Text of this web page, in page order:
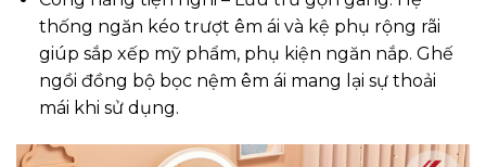
thống ngăn kéo trượt êm ái và kệ phụ rộng rãi
giúp sắp xếp mỹ phẩm, phụ kiện ngăn nắp. Ghế
ngồi đồng bộ bọc nệm êm ái mang lại sự thoải
mái khi sử dụng.